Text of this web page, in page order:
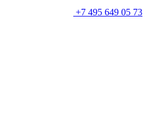
+7 495 649 05 73